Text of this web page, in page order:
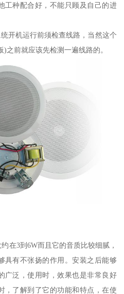
工种配合好，不能只顾及自己的进
开机运行前须检查线路，当然这个
之前就应该先检测一遍线路的。
在3到6W而且它的音质比较细腻，
具有不张扬的作用。安装之后能够
广泛，使用时，效果也是非常良好
，了解到了它的功能和特点，在使